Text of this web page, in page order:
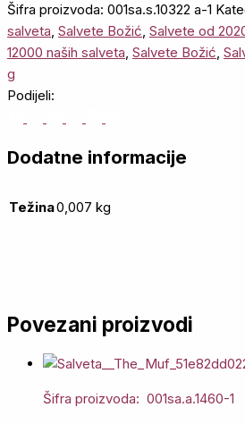
Šifra proizvoda: 001sa.s.10322 a-1
salveta, Salvete Božić, Salvete od
12000 naših salveta, Salvete Božić,
g
Podijeli:
Dodatne informacije
Težina0,007 kg
Povezani proizvodi
Šifra proizvoda: 001sa.a.1460-1